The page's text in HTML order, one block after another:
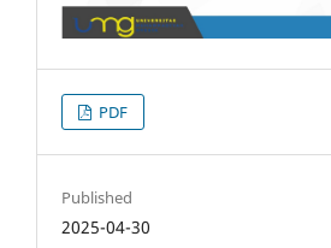
PDF
Published
2025-04-30